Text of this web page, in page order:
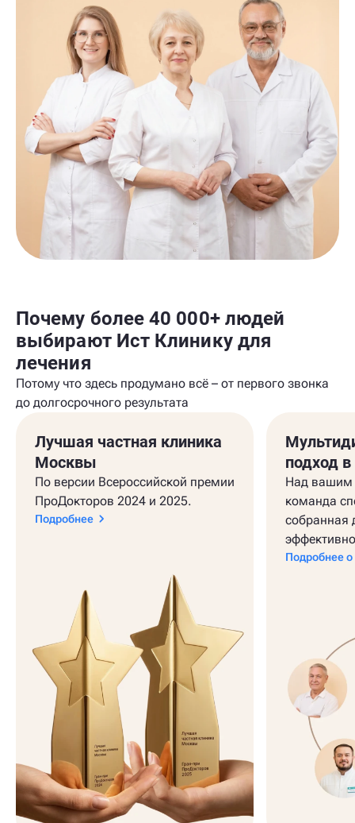
Почему более 40 000+ людей
выбирают Ист Клинику для
лечения
Потому что здесь продумано всё – от первого звонка
до долгосрочного результата
Лучшая частная клиника
Москвы
По версии Всероссийской премии
ПроДокторов 2024 и 2025.
Подробнее
подход
Над вашим
команда
собранная
Подробнее о